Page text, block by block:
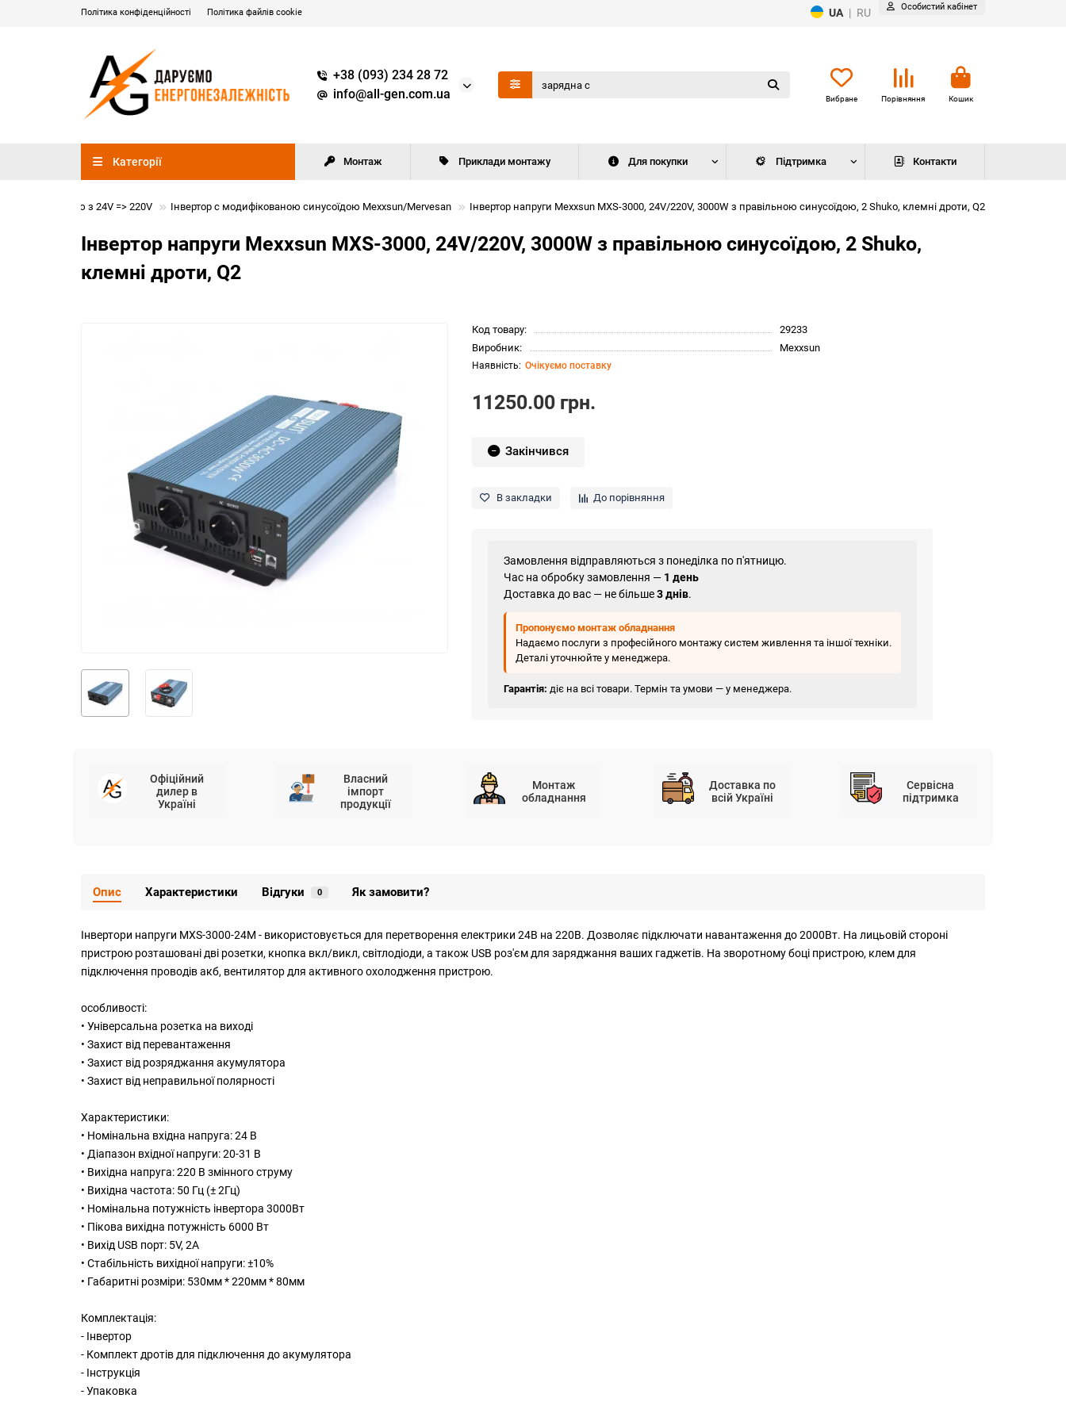
Політика конфіденційності Політика файлів cookie UA | RU Особистий кабінет
+38 (093) 234 28 72
info@all-gen.com.ua
Вибране Порівняння Кошик
Категорії Монтаж Приклади монтажу Для покупки Підтримка Контакти
синусоїдою з 24V => 220V Інвертор с модифікованою синусоїдою Mexxsun/Mervesan Інвертор напруги Mexxsun MXS-3000, 24V/220V, 3000W з правільною синусоїдою, 2 Shuko, клемні дроти, Q2
Інвертор напруги Mexxsun MXS-3000, 24V/220V, 3000W з правільною синусоїдою, 2 Shuko,
клемні дроти, Q2
Код товару:
29233
Виробник:
Mexxsun
Очікуємо поставку
11250.00 грн.
Закінчився
В закладки До порівняння
Замовлення відправляються з понеділка по п'ятницю.
Час на обробку замовлення — 1 день
Доставка до вас — не більше3 днів.
Пропонуємо монтаж обладнання
Надаємо послуги з професійного монтажу систем живлення та іншої техніки.
Деталі уточнюйте у менеджера.
Гарантія: діє на всі товари. Термін та умови — у менеджера.
Офіційний
дилер в
Україні
Власний
імпорт
продукції
Монтаж
обладнання
Доставка по
всій Україні
Сервісна
підтримка
Опис Характеристики Відгуки 0 Як замовити?
Інвертори напруги MXS-3000-24M - використовується для перетворення електрики 24В на 220В. Дозволяє підключати навантаження до 2000Вт. На лицьовій стороні
пристрою розташовані дві розетки, кнопка вкл/викл, світлодіоди, а також USB роз'єм для заряджання ваших гаджетів. На зворотному боці пристрою, клем для
підключення проводів акб, вентилятор для активного охолодження пристрою.
особливості:
• Універсальна розетка на виході
• Захист від перевантаження
• Захист від розряджання акумулятора
• Захист від неправильної полярності
Характеристики:
• Номінальна вхідна напруга: 24 В
• Діапазон вхідної напруги: 20-31 В
• Вихідна напруга: 220 В змінного струму
• Вихідна частота: 50 Гц (± 2Гц)
• Номінальна потужність інвертора 3000Вт
• Пікова вихідна потужність 6000 Вт
• Вихід USB порт: 5V, 2A
• Стабільність вихідної напруги: ±10%
• Габаритні розміри: 530мм * 220мм * 80мм
Комплектація:
- Інвертор
- Комплект дротів для підключення до акумулятора
- Інструкція
- Упаковка